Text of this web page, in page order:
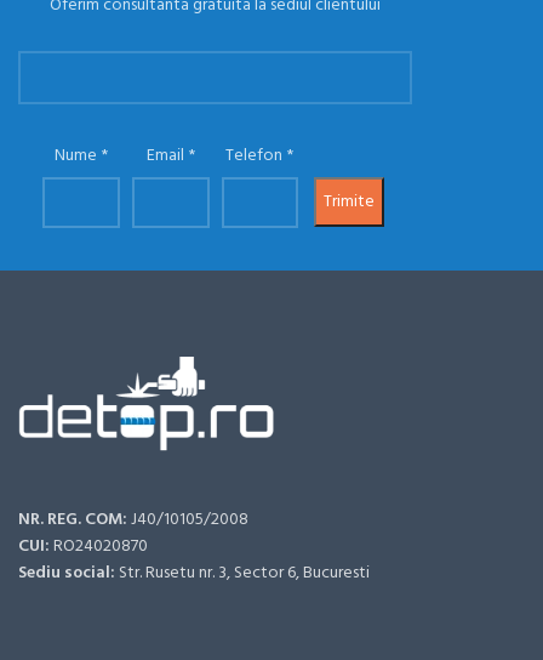
Nume Email Telefon
NR. REG. COM:J40/10105/2008
CUI:RO24020870
Sediu social: Str. Rusetu nr. 3, Sector 6, Bucuresti